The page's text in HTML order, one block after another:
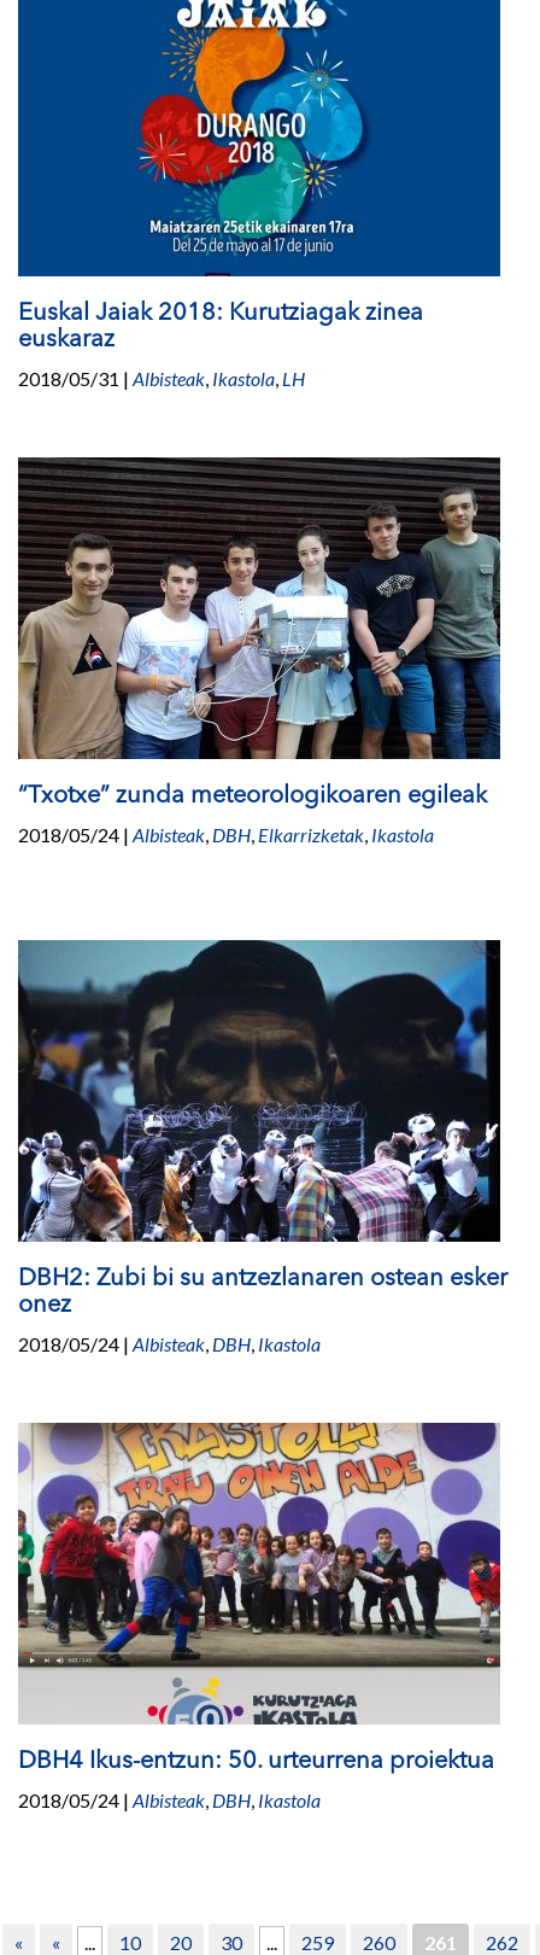
Euskal Jaiak 2018: Kurutziagak zinea
euskaraz
2018/05/31 | Albisteak, Ikastola, LH
“Txotxe” zunda meteorologikoaren egileak
2018/05/24 | Albisteak, DBH, Elkarrizketak, Ikastola
DBH2: Zubi bi su antzezlanaren ostean esker
onez
2018/05/24 | Albisteak, DBH, Ikastola
DBH4 Ikus-entzun: 50. urteurrena proiektua
2018/05/24 | Albisteak, DBH, Ikastola
« « ... 10 20 30 ... 259 260 261 262